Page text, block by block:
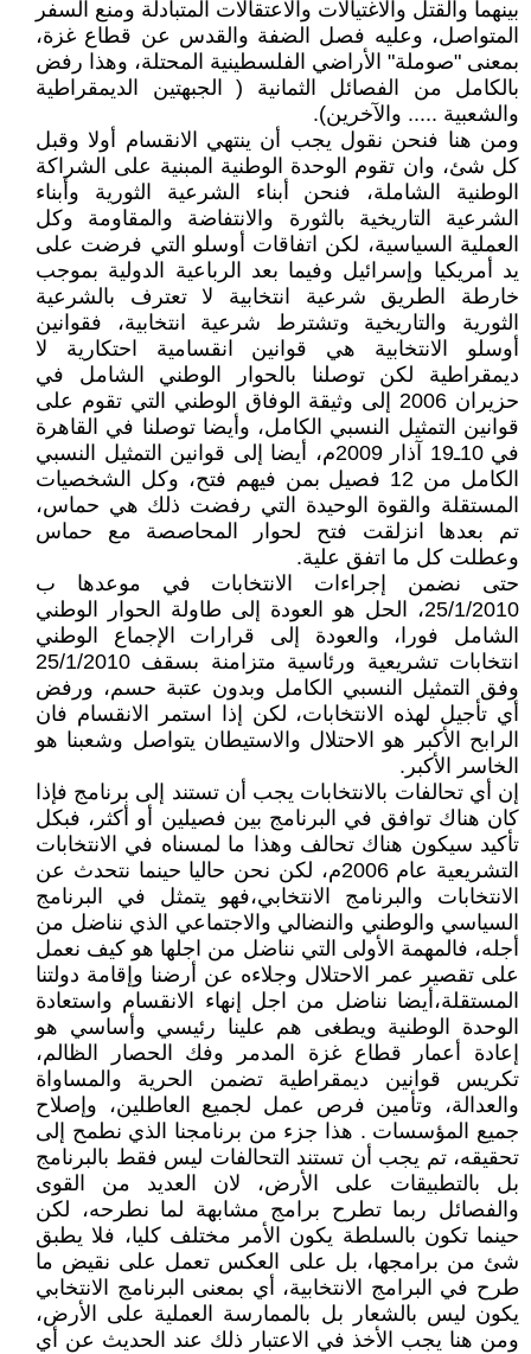
بينهما والقتل والاغتيالات والاعتقالات المتبادلة ومنع السفر
المتواصل، وعليه فصل الضفة والقدس عن قطاع غزة،
بمعنى "صوملة" الأراضي الفلسطينية المحتلة، وهذا رفض
بالكامل من الفصائل الثمانية ( الجبهتين الديمقراطية
والشعبية ..... والآخرين).
ومن هنا فنحن نقول يجب أن ينتهي الانقسام أولا وقبل
كل شئ، وان تقوم الوحدة الوطنية المبنية على الشراكة
الوطنية الشاملة، فنحن أبناء الشرعية الثورية وأبناء
الشرعية التاريخية بالثورة والانتفاضة والمقاومة وكل
العملية السياسية، لكن اتفاقات أوسلو التي فرضت على
يد أمريكيا وإسرائيل وفيما بعد الرباعية الدولية بموجب
خارطة الطريق شرعية انتخابية لا تعترف بالشرعية
الثورية والتاريخية وتشترط شرعية انتخابية، فقوانين
أوسلو الانتخابية هي قوانين انقسامية احتكارية لا
ديمقراطية لكن توصلنا بالحوار الوطني الشامل في
حزيران 2006 إلى وثيقة الوفاق الوطني التي تقوم على
قوانين التمثيل النسبي الكامل، وأيضا توصلنا في القاهرة
في 10ـ19 آذار 2009م، أيضا إلى قوانين التمثيل النسبي
الكامل من 12 فصيل بمن فيهم فتح، وكل الشخصيات
المستقلة والقوة الوحيدة التي رفضت ذلك هي حماس،
تم بعدها انزلقت فتح لحوار المحاصصة مع حماس
وعطلت كل ما اتفق علية.
حتى نضمن إجراءات الانتخابات في موعدها ب
25/1/2010، الحل هو العودة إلى طاولة الحوار الوطني
الشامل فورا، والعودة إلى قرارات الإجماع الوطني
انتخابات تشريعية ورئاسية متزامنة بسقف 25/1/2010
وفق التمثيل النسبي الكامل وبدون عتبة حسم، ورفض
أي تأجيل لهذه الانتخابات، لكن إذا استمر الانقسام فان
الرابح الأكبر هو الاحتلال والاستيطان يتواصل وشعبنا هو
الخاسر الأكبر.
إن أي تحالفات بالانتخابات يجب أن تستند إلى برنامج فإذا
كان هناك توافق في البرنامج بين فصيلين أو أكثر، فبكل
تأكيد سيكون هناك تحالف وهذا ما لمسناه في الانتخابات
التشريعية عام 2006م، لكن نحن حاليا حينما نتحدث عن
الانتخابات والبرنامج الانتخابي،فهو يتمثل في البرنامج
السياسي والوطني والنضالي والاجتماعي الذي نناضل من
أجله، فالمهمة الأولى التي نناضل من اجلها هو كيف نعمل
على تقصير عمر الاحتلال وجلاءه عن أرضنا وإقامة دولتنا
المستقلة،أيضا نناضل من اجل إنهاء الانقسام واستعادة
الوحدة الوطنية ويطغى هم علينا رئيسي وأساسي هو
إعادة أعمار قطاع غزة المدمر وفك الحصار الظالم،
تكريس قوانين ديمقراطية تضمن الحرية والمساواة
والعدالة، وتأمين فرص عمل لجميع العاطلين، وإصلاح
جميع المؤسسات . هذا جزء من برنامجنا الذي نطمح إلى
تحقيقه، تم يجب أن تستند التحالفات ليس فقط بالبرنامج
بل بالتطبيقات على الأرض، لان العديد من القوى
والفصائل ربما تطرح برامج مشابهة لما نطرحه، لكن
حينما تكون بالسلطة يكون الأمر مختلف كليا، فلا يطبق
شئ من برامجها، بل على العكس تعمل على نقيض ما
طرح في البرامج الانتخابية، أي بمعنى البرنامج الانتخابي
يكون ليس بالشعار بل بالممارسة العملية على الأرض،
ومن هنا يجب الأخذ في الاعتبار ذلك عند الحديث عن أي